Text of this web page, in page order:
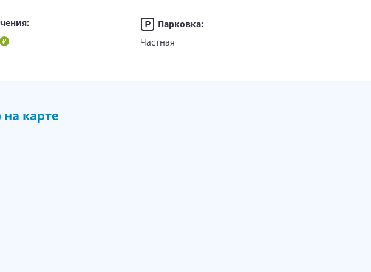
дворик»
:
Парковка:
Частная
на карте